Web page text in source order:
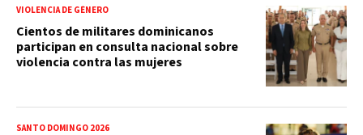
VIOLENCIA DE GÉNERO
Cientos de militares dominicanos
participan en consulta nacional sobre
violencia contra las mujeres
SANTO DOMINGO 2026